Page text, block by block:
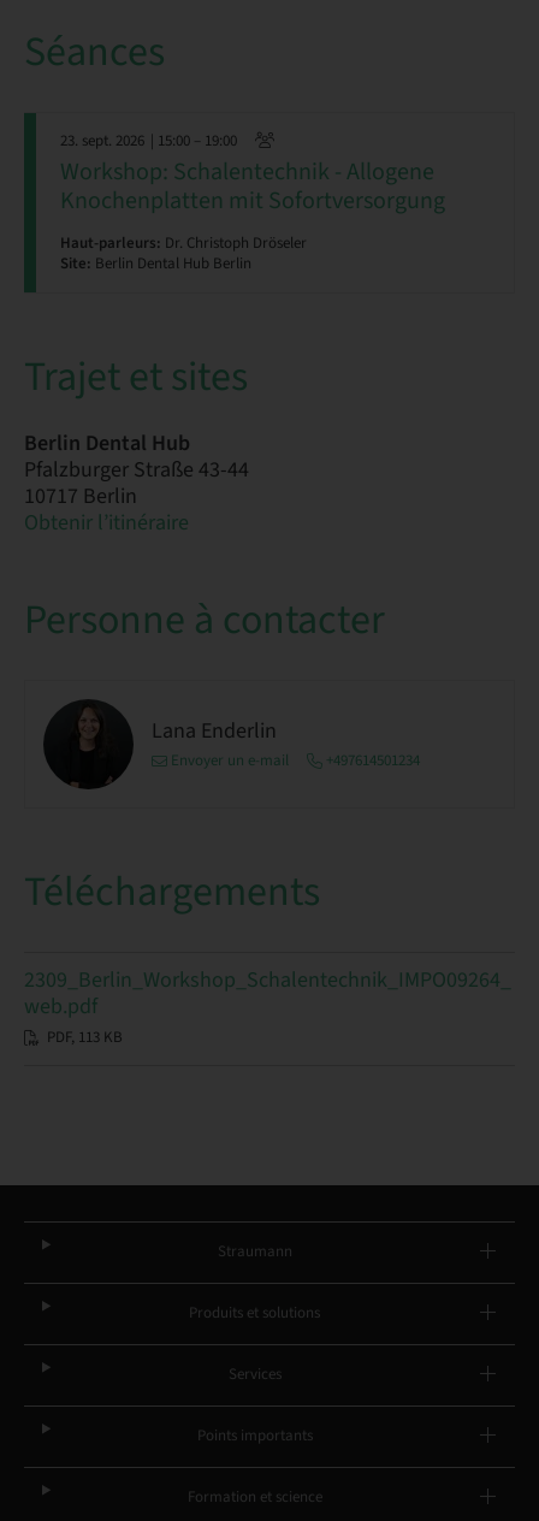
Séances
23. sept. 2026 | 15:00 – 19:00
Workshop: Schalentechnik - Allogene
Knochenplatten mit Sofortversorgung
Haut-parleurs: Dr. Christoph Dröseler
Site: Berlin Dental Hub Berlin
Trajet et sites
Berlin Dental Hub
Pfalzburger Straße 43-44
10717 Berlin
Obtenir l’itinéraire
Personne à contacter
Lana Enderlin
Envoyer un e-mail +497614501234
Téléchargements
2309_Berlin_Workshop_Schalentechnik_IMPO09264_
web.pdf
PDF, 113 KB
Straumann
Produits et solutions
Services
Points importants
Formation et science